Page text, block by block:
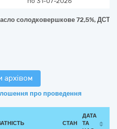
солодковершкове 72,5%, ДСТУ
архівом
про проведення
СТАН
ДАТА
ТА